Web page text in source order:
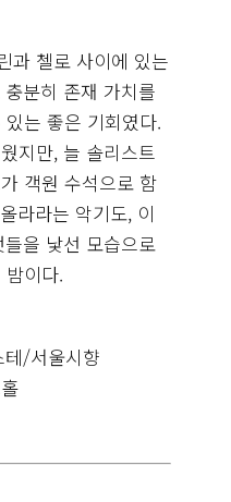
과 첼로 사이에 있는
분히 존재 가치를
는 좋은 기회였다.
지만, 늘 솔리스트
객원 수석으로 함
라라는 악기도, 이
을 낯선 모습으로
이다.
/서울시향